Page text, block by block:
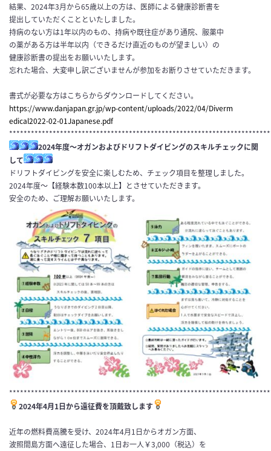
結果、2024年3月から65歳以上の方は、医師による健康診断書を
提出していただくことといたしました。
持病のない方は1年以内のもの、持病や既往症があり通院、服薬中
の薬がある方は半年以内（できるだけ直近のものが望ましい）の
健康診断書の提出をお願いいたします。
忘れた場合、大変申し訳ございませんが参加をお断りさせていただきます。
書式が必要な方はこちらからダウンロードしてください。
https://www.danjapan.gr.jp/wp-content/uploads/2022/04/Diverm
edical2022-02-01Japanese.pdf
2024年度～オガンおよびドリフトダイビングのスキルチェックに関
して
ドリフトダイビングを安全に楽しむため、チェック項目を整理しました。
2024年度～【経験本数100本以上】とさせていただきます。
安全のため、ご理解お願いいたします。
2024年4月1日から遠征費を頂戴致します
近年の燃料費高騰を受け、2024年4月1日からオガン方面、
波照間島方面へ遠征した場合、1日お一人￥3,000（税込）を